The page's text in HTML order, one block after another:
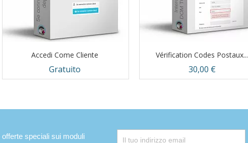
Accedi Come Cliente
Prezzo
Gratuito
Vérification Codes Postaux...
Prezzo
30,00 €
speciali sui moduli